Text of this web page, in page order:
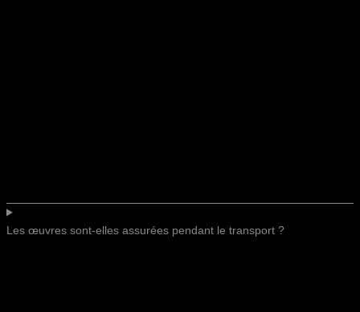
Les œuvres sont-elles assurées pendant le transport ?